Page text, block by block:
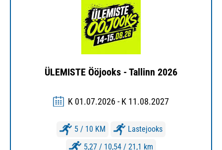
ÜLEMISTE Ööjooks - Tallinn 2026
K 01.07.2026 - K 11.08.2027
5 / 10 KM
Lastejooks
5,27 / 10,54 / 21,1 km